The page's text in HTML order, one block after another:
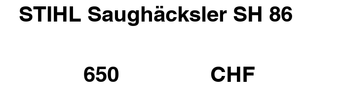
STIHL Saughäcksler SH 86
650 CHF